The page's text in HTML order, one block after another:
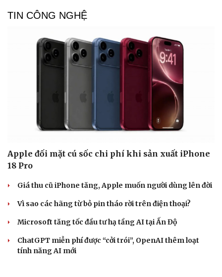
TIN CÔNG NGHỆ
Apple đối mặt cú sốc chi phí khi sản xuất iPhone
18 Pro
Giá thu cũ iPhone tăng, Apple muốn người dùng lên đời
Vì sao các hãng từ bỏ pin tháo rời trên điện thoại?
Microsoft tăng tốc đầu tư hạ tầng AI tại Ấn Độ
ChatGPT miễn phí được “cởi trói”, OpenAI thêm loạt
tính năng AI mới